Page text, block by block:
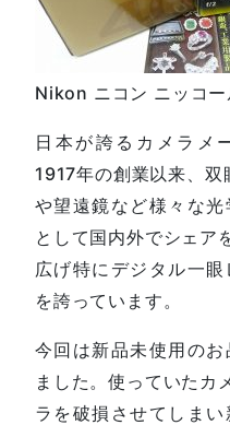
Nikon ニコン ニッコ
日本が誇るカメラメ
1917年の創業以来、双
や望遠鏡など様々な
として国内外でシェア
広げ特にデジタル一
を誇っています。
今回は新品未使用の
ました。使っていたカ
ラを破損させてしま